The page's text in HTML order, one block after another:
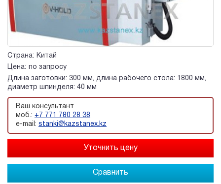
Страна:
Китай
Цена:
по запросу
Длина заготовки: 300 мм, длина рабочего стола: 1800 мм,
диаметр шпинделя: 40 мм
Ваш консультант
моб.: +7 771 780 28 38
e-mail: stanki@kazstanex.kz
Сравнить